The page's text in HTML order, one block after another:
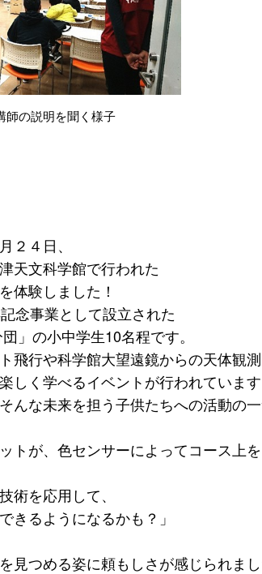
師の説明を聞く様子
２４日、
天文科学館で行われた
体験しました！
念事業として設立された
」の小中学生10名程です。
飛行や科学館大望遠鏡からの天体観測
しく学べるイベントが行われています
んな未来を担う子供たちへの活動の
トが、色センサーによってコース上を
術を応用して、
きるようになるかも？」
見つめる姿に頼もしさが感じられまし